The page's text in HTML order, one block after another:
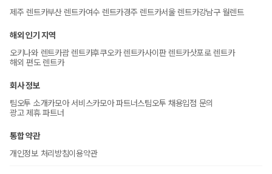
제주 렌트카부산 렌트카여수 렌트카경주 렌트카서울 렌트카강남구 월렌트
해외 인기 지역
오키나와 렌트카괌 렌트카후쿠오카 렌트카사이판 렌트카삿포로 렌트카
해외 편도 렌트카
회사 정보
팀오투 소개카모아 서비스카모아 파트너스팀오투 채용입점 문의
광고 제휴 파트너
통합 약관
개인정보 처리방침이용약관